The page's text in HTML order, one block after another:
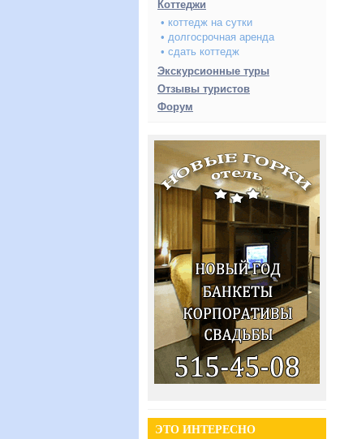
Коттеджи
• коттедж на сутки
• долгосрочная аренда
• сдать коттедж
Экскурсионные туры
Отзывы туристов
Форум
ЭТО ИНТЕРЕСНО